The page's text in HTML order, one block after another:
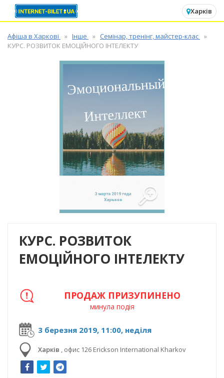
Харків
Афіша в Харкові Інше
Семінар, тренінг, майстер-клас
КУРС. РОЗВИТОК ЕМОЦІЙНОГО ІНТЕЛЕКТУ
КУРС. РОЗВИТОК
ЕМОЦІЙНОГО ІНТЕЛЕКТУ
3 березня 2019, 11:00, неділя
Харків , офис 126 Erickson International Kharkov
ПРОДАЖ ПРИЗУПИНЕНО
минула подія